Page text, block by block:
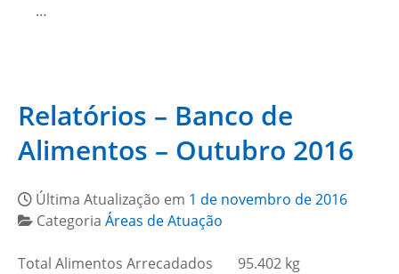
…
Relatórios – Banco de
Alimentos – Outubro 2016
Última Atualização em 1 de novembro de 2016
Categoria Áreas de Atuação
Total Alimentos Arrecadados 95.402 kg